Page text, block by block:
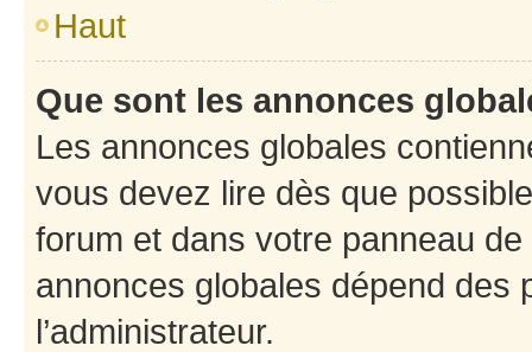
Haut
Que sont les annonces
Les annonces globales
vous devez lire dès que
forum et dans votre panneau
annonces globales dépend des
l’administrateur.